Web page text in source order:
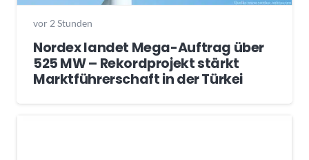
vor 2 Stunden
Nordex landet Mega-Auftrag über
525 MW – Rekordprojekt stärkt
Marktführerschaft in der Türkei